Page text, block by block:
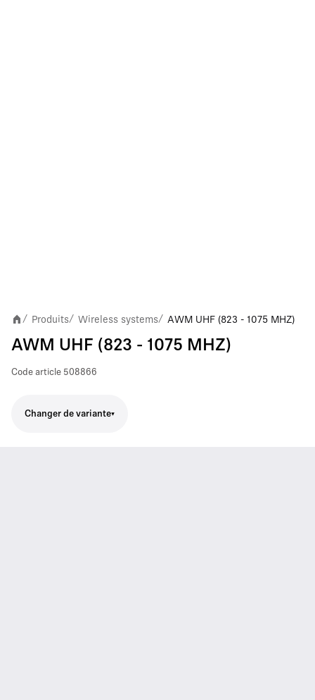
/ Produits/ Wireless systems/ AWM UHF (823 - 1075 MHZ)
AWM UHF (823 - 1075 MHZ)
Code article 508866
Changer de variante